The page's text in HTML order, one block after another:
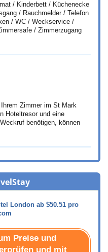
/ Kinderbett / Küchenecke
/ Rauchmelder / Telefon
/ WC / Weckservice /
/ Zimmerzugang
Zimmer im St Mark
Hoteltresor und eine
benötigen, können
London ab $50.51 pro
Preise und
und mit